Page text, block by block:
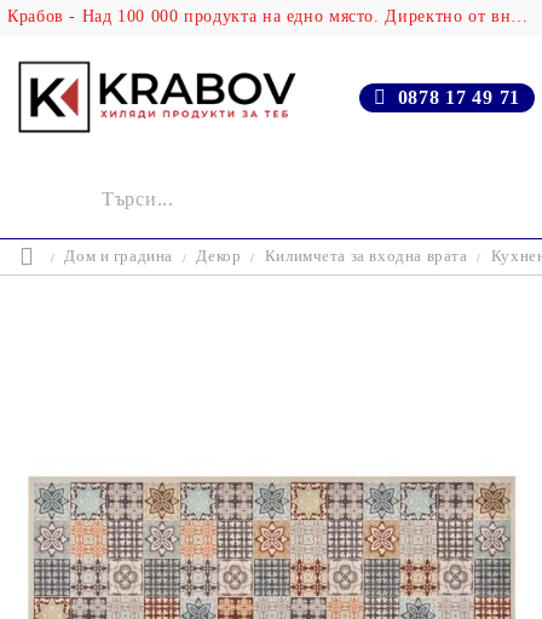
Крабов - Над 100 000 продукта на едно място. Директно от вносителя!
0878 17 49 71
Дом и градина Декор Килимчета за входна врата